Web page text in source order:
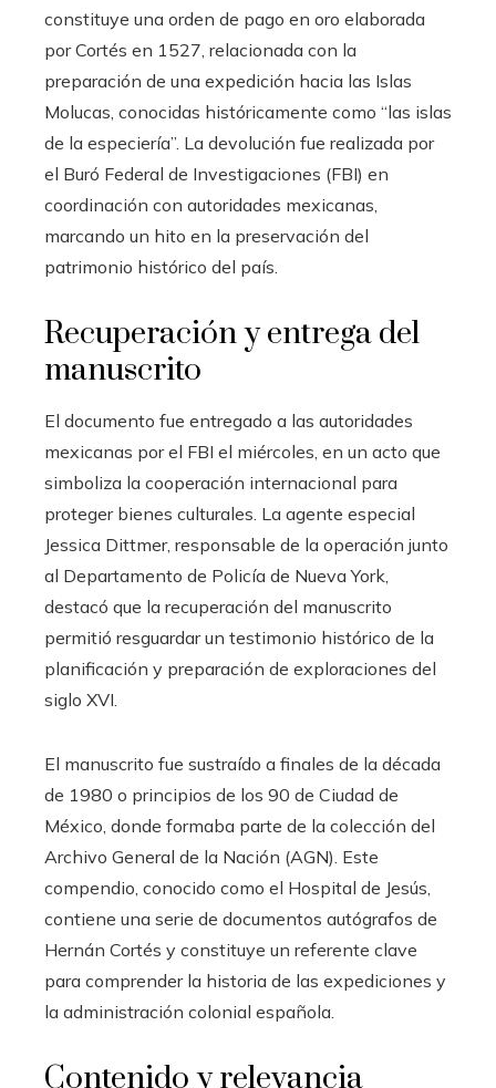
constituye una orden de pago en oro elaborada
por Cortés en 1527, relacionada con la
preparación de una expedición hacia las Islas
Molucas, conocidas históricamente como “las islas
de la especiería”. La devolución fue realizada por
el Buró Federal de Investigaciones (FBI) en
coordinación con autoridades mexicanas,
marcando un hito en la preservación del
patrimonio histórico del país.
Recuperación y entrega del
manuscrito
El documento fue entregado a las autoridades
mexicanas por el FBI el miércoles, en un acto que
simboliza la cooperación internacional para
proteger bienes culturales. La agente especial
Jessica Dittmer, responsable de la operación junto
al Departamento de Policía de Nueva York,
destacó que la recuperación del manuscrito
permitió resguardar un testimonio histórico de la
planificación y preparación de exploraciones del
siglo XVI.
El manuscrito fue sustraído a finales de la década
de 1980 o principios de los 90 de Ciudad de
México, donde formaba parte de la colección del
Archivo General de la Nación (AGN). Este
compendio, conocido como el Hospital de Jesús,
contiene una serie de documentos autógrafos de
Hernán Cortés y constituye un referente clave
para comprender la historia de las expediciones y
la administración colonial española.
Contenido y relevancia